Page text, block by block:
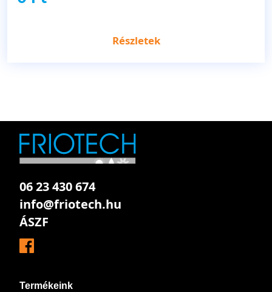
Részletek
06 23 430 674
info@friotech.hu
ÁSZF
Termékeink